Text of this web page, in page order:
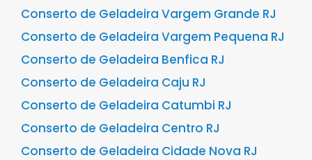
Conserto de Geladeira Vargem Grande RJ
Conserto de Geladeira Vargem Pequena RJ
Conserto de Geladeira Benfica RJ
Conserto de Geladeira Caju RJ
Conserto de Geladeira Catumbi RJ
Conserto de Geladeira Centro RJ
Conserto de Geladeira Cidade Nova RJ